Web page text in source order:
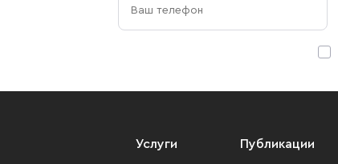
Услуги Публикации